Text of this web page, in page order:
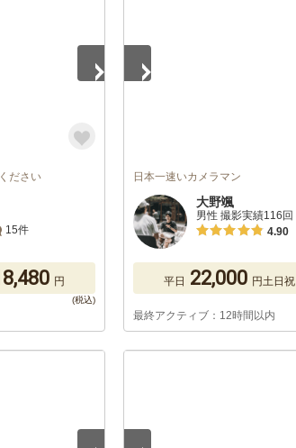
ださい
15件
円
日本一速いカメラマン
大野颯
男性 撮影実績116回
4.90
平日 22,000 円土日祝
最終アクティブ：12時間以内